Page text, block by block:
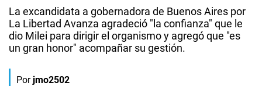
La excandidata a gobernadora de Buenos Aires por
La Libertad Avanza agradeció "la confianza" que le
dio Milei para dirigir el organismo y agregó que "es
un gran honor" acompañar su gestión.
Por jmo2502